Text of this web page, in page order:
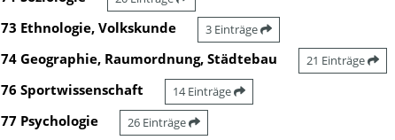
73 Ethnologie, Volkskunde 3 Einträge
74 Geographie, Raumordnung, Städtebau 21 Einträge
76 Sportwissenschaft 14 Einträge
77 Psychologie 26 Einträge